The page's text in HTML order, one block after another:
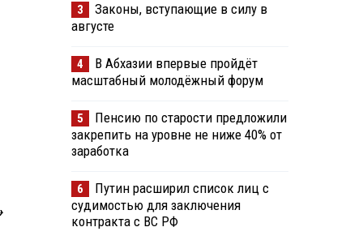
3
Законы, вступающие в силу в
августе
4
В Абхазии впервые пройдёт
масштабный молодёжный форум
5
Пенсию по старости предложили
закрепить на уровне не ниже 40% от
заработка
6
Путин расширил список лиц с
судимостью для заключения
контракта с ВС РФ